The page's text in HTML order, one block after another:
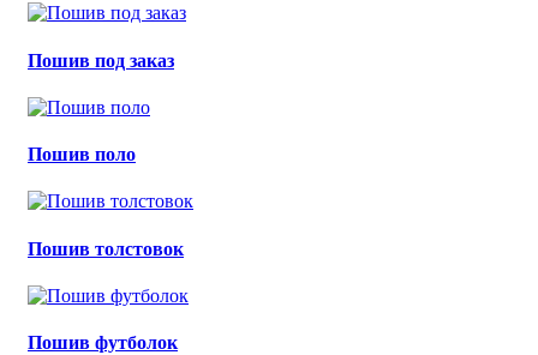
Пошив под заказ
Пошив поло
Пошив толстовок
Пошив футболок